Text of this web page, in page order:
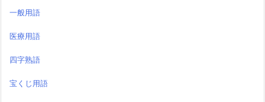
一般用語
医療用語
四字熟語
宝くじ用語